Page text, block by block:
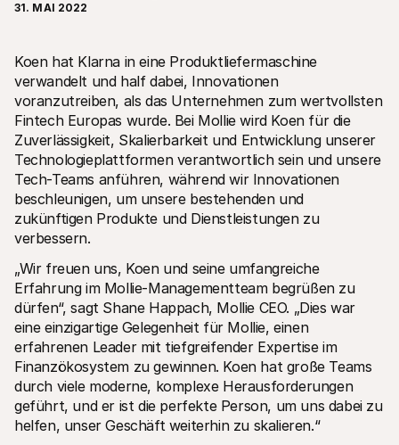
Für Agenturen
Erfahren Sie mehr über unser Agentur-Partnerprogramm
Technische Ressourcen
Developer-Portal
Developer
Bibliotheken
Integrieren Sie Mollie mit unseren Plug-and-Play-Paketen
Discord community
Werden Sie Teil der Entwickler-Community
Über Mollie
Preise
Sehen Sie sich unsere Preise an
Über uns
Unsere Story und Werte
News
Lesen Sie aktuelle Mollie-
31. MAI 2022
Koen hat Klarna in eine Produktliefermaschine
verwandelt und half dabei, Innovationen
voranzutreiben, als das Unternehmen zum wertvollsten
Fintech Europas wurde. Bei Mollie wird Koen für die
Zuverlässigkeit, Skalierbarkeit und Entwicklung unserer
Technologieplattformen verantwortlich sein und unsere
Tech-Teams anführen, während wir Innovationen
beschleunigen, um unsere bestehenden und
zukünftigen Produkte und Dienstleistungen zu
verbessern.
„Wir freuen uns, Koen und seine umfangreiche
Erfahrung im Mollie-Managementteam begrüßen zu
dürfen“, sagt Shane Happach, Mollie CEO. „Dies war
eine einzigartige Gelegenheit für Mollie, einen
erfahrenen Leader mit tiefgreifender Expertise im
Finanzökosystem zu gewinnen. Koen hat große Teams
durch viele moderne, komplexe Herausforderungen
geführt, und er ist die perfekte Person, um uns dabei zu
helfen, unser Geschäft weiterhin zu skalieren.“